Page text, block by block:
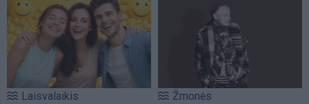
Laisvalaikis Žmonės